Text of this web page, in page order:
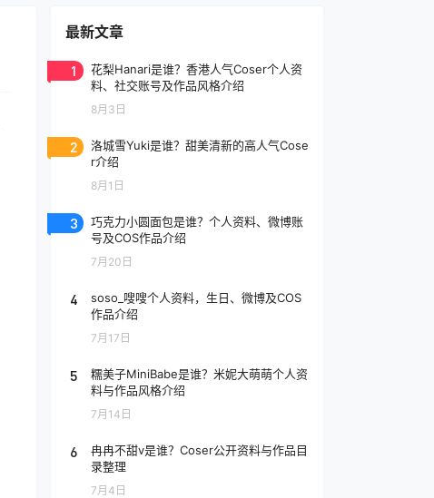
最新文章
1
花梨Hanari是谁？香港人气Coser个人资
料、社交账号及作品风格介绍
8月3日
2
洛城雪Yuki是谁？甜美清新的高人气Cose
r介绍
8月1日
3
巧克力小圆面包是谁？个人资料、微博账
号及COS作品介绍
7月20日
4
soso_嗖嗖个人资料，生日、微博及COS
作品介绍
7月17日
5
糯美子MiniBabe是谁？米妮大萌萌个人资
料与作品风格介绍
7月14日
6
冉冉不甜v是谁？Coser公开资料与作品目
录整理
7月4日